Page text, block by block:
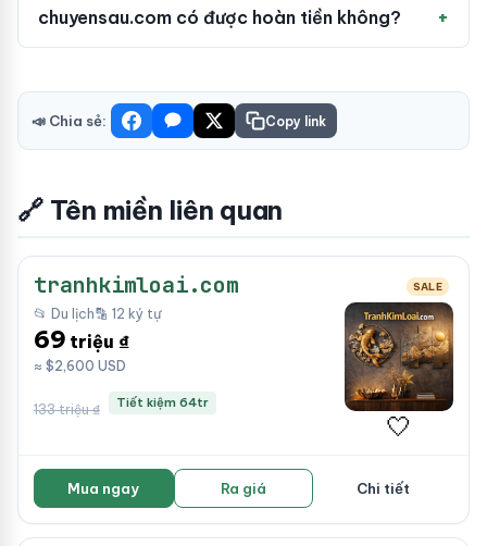
chuyensau.com có được hoàn tiền không?
📣 Chia sẻ: Copy link
🔗 Tên miền liên quan
tranhkimloai.com SALE
📂 Du lịch🔡 12 ký tự
69 triệu ₫
≈ $2,600 USD
133 triệu ₫ Tiết kiệm 64tr
🤍
Mua ngay Ra giá Chi tiết